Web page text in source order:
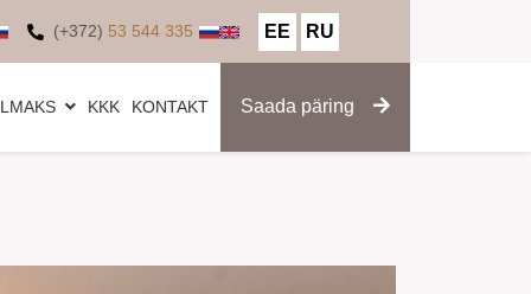
(+372) 53 544 335 EE RU
KKK KONTAKT Saada päring